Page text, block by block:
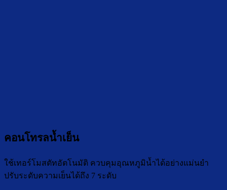
คอนโทรลน้ำเย็น
ใช้เทอร์โมสตัทอัตโนมัติ ควบคุมอุณหภูมิน้ำได้อย่างแม่นยำ
ปรับระดับความเย็นได้ถึง 7 ระดับ